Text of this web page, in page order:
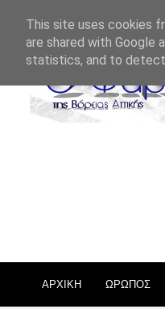
ΑΡΧΙΚΗ ΩΡΩΠΟΣ
This site uses cookies
are shared with Google
statistics, and to detect